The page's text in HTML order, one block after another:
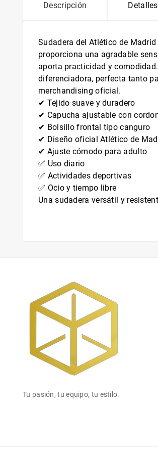
Descripción
Sudadera del Atlético de
proporciona una agradable
aporta practicidad y
diferenciadora, perfecta tanto
merchandising oficial.
✔ Tejido suave y duradero
✔ Capucha ajustable con
✔ Bolsillo frontal tipo canguro
✔ Diseño oficial Atlético de
✔ Ajuste cómodo para adulto
✅ Uso diario
✅ Actividades deportivas
✅ Ocio y tiempo libre
Una sudadera versátil y
Tu pasión, tu equipo, tu estilo.